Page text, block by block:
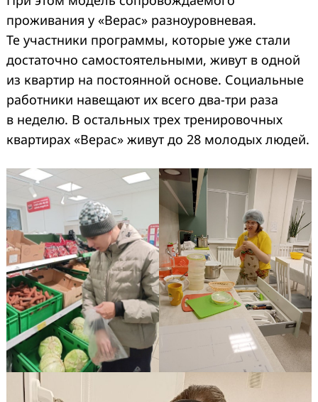
проживания у «Верас» разноуровневая.
Те участники программы, которые уже стали
достаточно самостоятельными, живут в одной
из квартир на постоянной основе. Социальные
работники навещают их всего два-три раза
в неделю. В остальных трех тренировочных
квартирах «Верас» живут до 28 молодых людей.